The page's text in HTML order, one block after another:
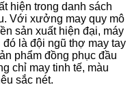
hiện trong danh sách
Với xưởng may quy mô
sản xuất hiện đại, máy
là đội ngũ thợ may tay
phẩm đồng phục đầu
chỉ may tinh tế, màu
sắc nét.